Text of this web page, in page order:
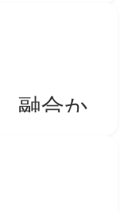
ドらしい
融合か
のルール